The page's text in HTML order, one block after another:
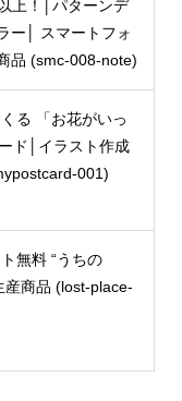
上！│パターンデ
ー│ スマートフォ
品 (smc-008-note)
る 「お花がいっ
ド│イラスト作成
001)
無料 “うちの
産商品 (lost-place-